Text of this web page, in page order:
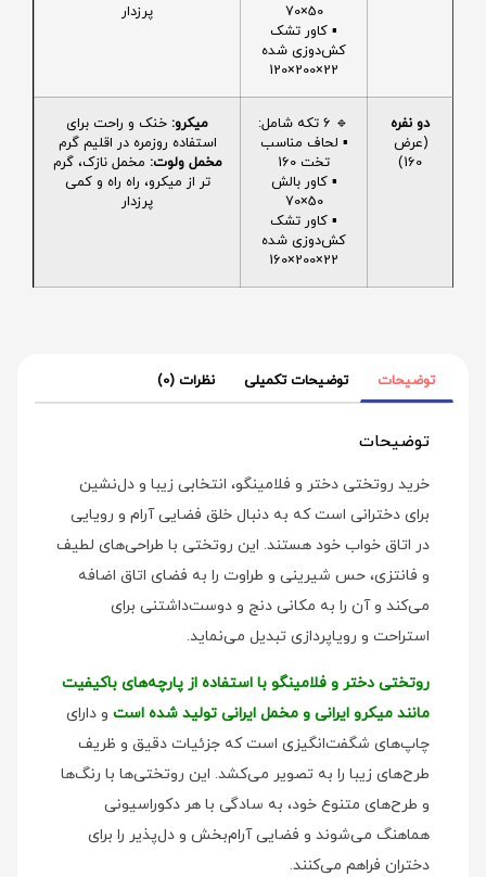
50×70
▪️ کاور تشک
کش‌دوزی شده
22×200×120
پرزدار
دو نفره
(عرض
160)
🔹 6 تکه شامل:
▪️ لحاف مناسب
تخت 160
▪️ کاور بالش
50×70
▪️ کاور تشک
کش‌دوزی شده
22×200×160
میکرو: خنک و راحت برای
استفاده روزمره در اقلیم گرم
مخمل ولوت: مخمل نازک، گرم
تر از میکرو، راه راه و کمی
پرزدار
توضیحات توضیحات تکمیلی نظرات (0)
توضیحات
خرید روتختی دختر و فلامینگو، انتخابی زیبا و دل‌نشین
برای دخترانی است که به دنبال خلق فضایی آرام و رویایی
در اتاق خواب خود هستند. این روتختی با طراحی‌های لطیف
و فانتزی، حس شیرینی و طراوت را به فضای اتاق اضافه
می‌کند و آن را به مکانی دنج و دوست‌داشتنی برای
استراحت و رویاپردازی تبدیل می‌نماید.
روتختی دختر و فلامینگو با استفاده از پارچه‌های باکیفیت
مانند میکرو ایرانی و مخمل ایرانی تولید شده است و دارای
چاپ‌های شگفت‌انگیزی است که جزئیات دقیق و ظریف
طرح‌های زیبا را به تصویر می‌کشد. این روتختی‌ها با رنگ‌ها
و طرح‌های متنوع خود، به سادگی با هر دکوراسیونی
هماهنگ می‌شوند و فضایی آرام‌بخش و دل‌پذیر را برای
دختران فراهم می‌کنند.